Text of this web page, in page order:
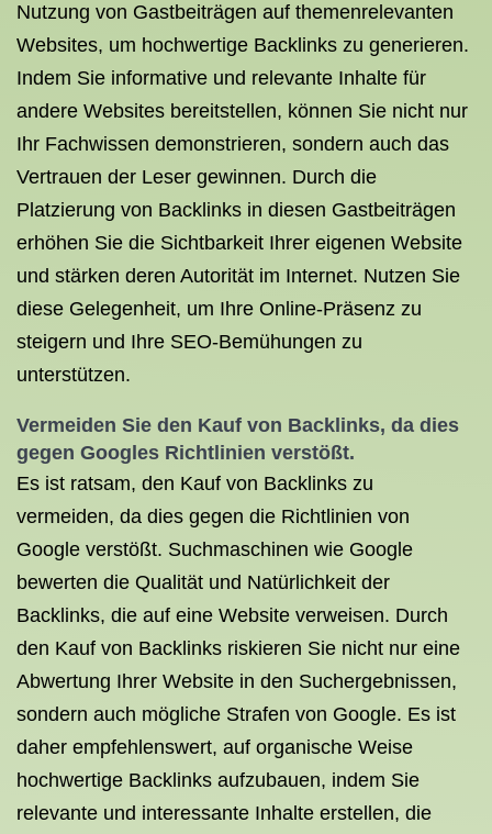
Nutzung von Gastbeiträgen auf themenrelevanten
Websites, um hochwertige Backlinks zu generieren.
Indem Sie informative und relevante Inhalte für
andere Websites bereitstellen, können Sie nicht nur
Ihr Fachwissen demonstrieren, sondern auch das
Vertrauen der Leser gewinnen. Durch die
Platzierung von Backlinks in diesen Gastbeiträgen
erhöhen Sie die Sichtbarkeit Ihrer eigenen Website
und stärken deren Autorität im Internet. Nutzen Sie
diese Gelegenheit, um Ihre Online-Präsenz zu
steigern und Ihre SEO-Bemühungen zu
unterstützen.
Vermeiden Sie den Kauf von Backlinks, da dies
gegen Googles Richtlinien verstößt.
Es ist ratsam, den Kauf von Backlinks zu
vermeiden, da dies gegen die Richtlinien von
Google verstößt. Suchmaschinen wie Google
bewerten die Qualität und Natürlichkeit der
Backlinks, die auf eine Website verweisen. Durch
den Kauf von Backlinks riskieren Sie nicht nur eine
Abwertung Ihrer Website in den Suchergebnissen,
sondern auch mögliche Strafen von Google. Es ist
daher empfehlenswert, auf organische Weise
hochwertige Backlinks aufzubauen, indem Sie
relevante und interessante Inhalte erstellen, die